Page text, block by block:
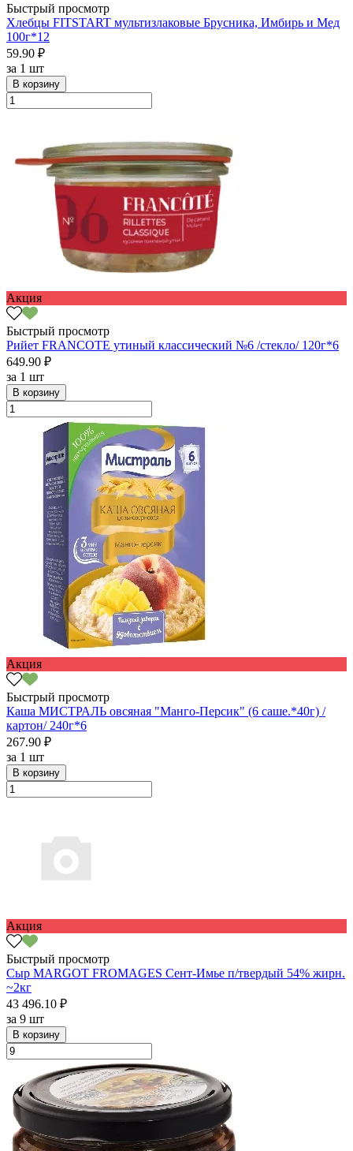
Быстрый просмотр
Хлебцы FITSTART мультизлаковые Брусника, Имбирь и Мед
100г*12
59.90 ₽
за 1 шт
В корзину
Акция
Быстрый просмотр
Рийет FRANCOTE утиный классический №6 /стекло/ 120г*6
649.90 ₽
за 1 шт
В корзину
Акция
Быстрый просмотр
Каша МИСТРАЛЬ овсяная "Манго-Персик" (6 саше.*40г) /
картон/ 240г*6
267.90 ₽
за 1 шт
В корзину
Акция
Быстрый просмотр
Сыр MARGOT FROMAGES Сент-Имье п/твердый 54% жирн.
~2кг
43 496.10 ₽
за 9 шт
В корзину